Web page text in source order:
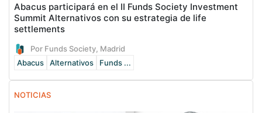
Abacus participará en el II Funds Society Investment
Summit Alternativos con su estrategia de life
settlements
Por Funds Society, Madrid
Abacus
Alternativos Funds ...
NOTICIAS